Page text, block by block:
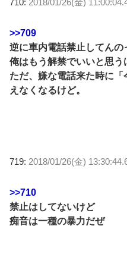
710: 2018/01/26(金)
>>709
逆に車内電話禁止してんの
俺はもう解禁でいいと思う
ただ、嫌な電話来た時に
えなくなるけど。
719: 2018/01/26(金)
>>710
禁止はしてないけど
痴音は一種の暴力だぜ